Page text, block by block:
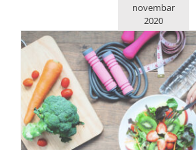
novembar
2020
Koje su namirnice najbolje pre i
Saveti